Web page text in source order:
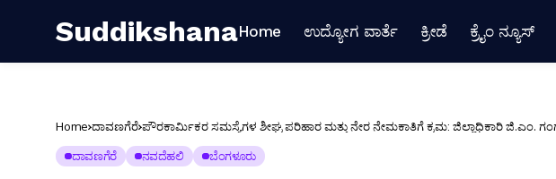
SuddikshanaHome ಉದ್ಯೋಗ ವಾರ್ತೆ ಕ್ರೀಡೆ ಕ್ರೈಂ ನ್ಯೂಸ್
Home ದಾವಣಗೆರೆ ಪೌರಕಾರ್ಮಿಕರ ಸಮಸ್ಯೆಗಳ ಶೀಘ್ರ ಪರಿಹಾರ ಮತ್ತು ನೇರ ನೇಮಕಾತಿಗೆ ಕ್ರಮ: ಜಿಲ್ಲಾಧಿಕಾರಿ ಜಿ.ಎಂ.
ದಾವಣಗೆರೆ ನವದೆಹಲಿ ಬೆಂಗಳೂರು